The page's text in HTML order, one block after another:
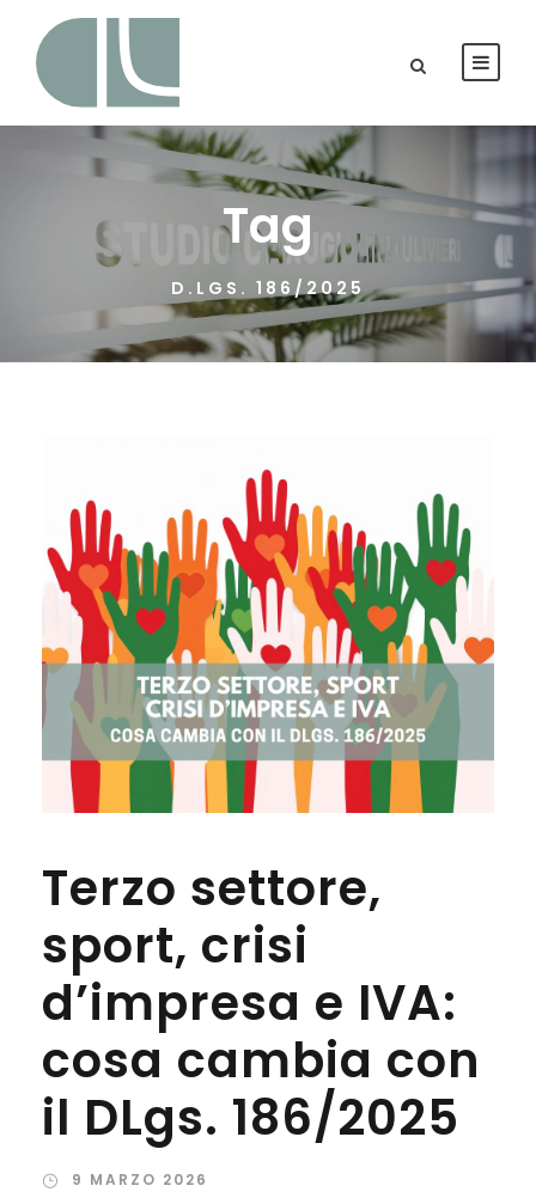
Tag
D.LGS. 186/2025
Terzo settore,
sport, crisi
d’impresa e IVA:
cosa cambia con
il DLgs. 186/2025
9 MARZO 2026